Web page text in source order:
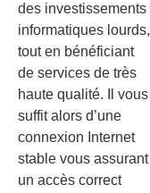
des investissements
informatiques lourds,
tout en bénéficiant
de services de très
haute qualité. Il vous
suffit alors d’une
connexion Internet
stable vous assurant
un accès correct